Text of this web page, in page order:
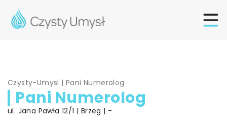
Czysty-Umysl |Pani Numerolog
Pani Numerolog
ul. Jana Pawła 12/1 | Brzeg | -